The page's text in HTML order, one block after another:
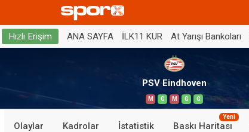
Hızlı Erişim ANA SAYFA İLK11 KUR At Yarışı Bankoları
PSV Eindhoven
M G M G G
Olaylar Kadrolar İstatistik Baskı Haritası
Yeni